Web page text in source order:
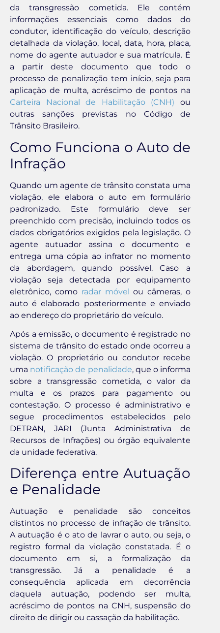
da transgressão cometida. Ele contém
informações essenciais como dados do
condutor, identificação do veículo, descrição
detalhada da violação, local, data, hora, placa,
nome do agente autuador e sua matrícula. É
a partir deste documento que todo o
processo de penalização tem início, seja para
aplicação de multa, acréscimo de pontos na
Carteira Nacional de Habilitação (CNH) ou
outras sanções previstas no Código de
Trânsito Brasileiro.
Como Funciona o Auto de
Infração
Quando um agente de trânsito constata uma
violação, ele elabora o auto em formulário
padronizado. Este formulário deve ser
preenchido com precisão, incluindo todos os
dados obrigatórios exigidos pela legislação. O
agente autuador assina o documento e
entrega uma cópia ao infrator no momento
da abordagem, quando possível. Caso a
violação seja detectada por equipamento
eletrônico, como radar móvel ou câmeras, o
auto é elaborado posteriormente e enviado
ao endereço do proprietário do veículo.
Após a emissão, o documento é registrado no
sistema de trânsito do estado onde ocorreu a
violação. O proprietário ou condutor recebe
uma notificação de penalidade, que o informa
sobre a transgressão cometida, o valor da
multa e os prazos para pagamento ou
contestação. O processo é administrativo e
segue procedimentos estabelecidos pelo
DETRAN, JARI (Junta Administrativa de
Recursos de Infrações) ou órgão equivalente
da unidade federativa.
Diferença entre Autuação
e Penalidade
Autuação e penalidade são conceitos
distintos no processo de infração de trânsito.
A autuação é o ato de lavrar o auto, ou seja, o
registro formal da violação constatada. É o
documento em si, a formalização da
transgressão. Já a penalidade é a
consequência aplicada em decorrência
daquela autuação, podendo ser multa,
acréscimo de pontos na CNH, suspensão do
direito de dirigir ou cassação da habilitação.